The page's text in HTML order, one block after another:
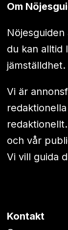
Om
du kan alltid
jämställdhet.
Vi är
och vår
Vi vill guida
Kontakt